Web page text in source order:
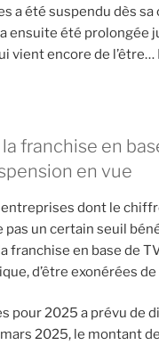
a été suspendu dès sa
ensuite été prolongée
vient encore de l’être…
franchise en
en vue
entreprises dont le
pas un certain seuil
franchise en base de
d’être exonérées de
pour 2025 a prévu de
2025, le montant